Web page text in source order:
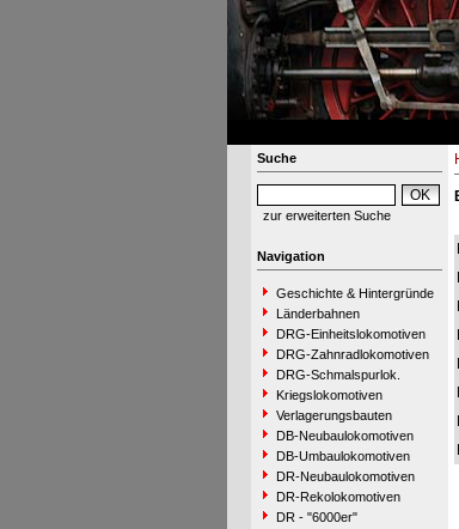
Suche
zur erweiterten Suche
Navigation
Geschichte & Hintergründe
Länderbahnen
DRG-Einheitslokomotiven
DRG-Zahnradlokomotiven
DRG-Schmalspurlok.
Kriegslokomotiven
Verlagerungsbauten
DB-Neubaulokomotiven
DB-Umbaulokomotiven
DR-Neubaulokomotiven
DR-Rekolokomotiven
DR - "6000er"